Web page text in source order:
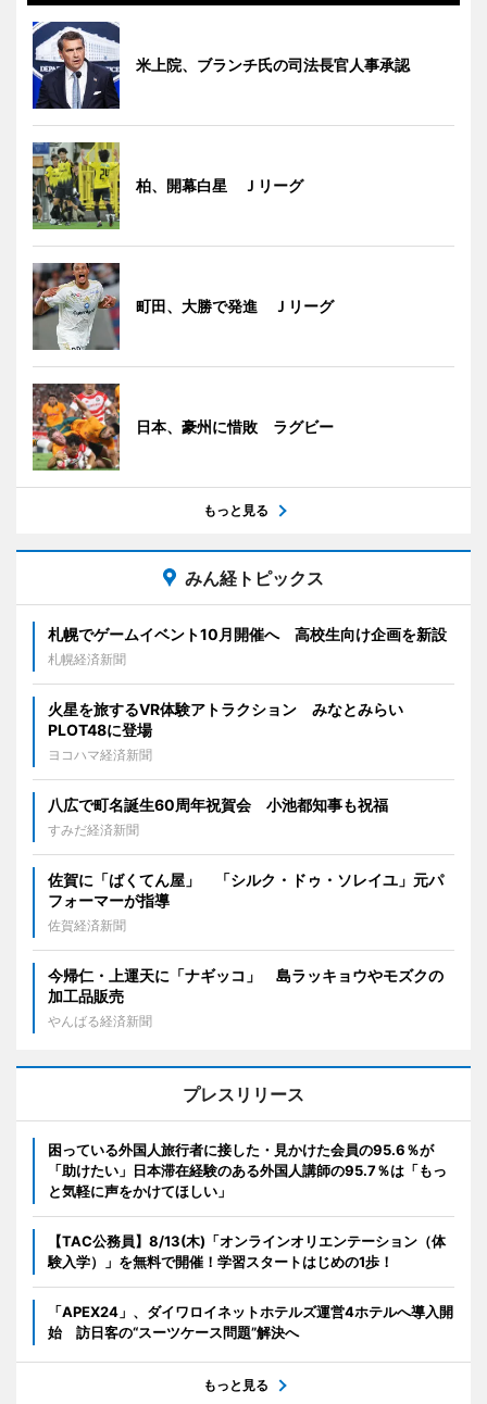
米上院、ブランチ氏の司法長官人事承認
柏、開幕白星 Ｊリーグ
町田、大勝で発進 Ｊリーグ
日本、豪州に惜敗 ラグビー
もっと見る
みん経トピックス
札幌でゲームイベント10月開催へ 高校生向け企画を新設
札幌経済新聞
火星を旅するVR体験アトラクション みなとみらい
PLOT48に登場
ヨコハマ経済新聞
八広で町名誕生60周年祝賀会 小池都知事も祝福
すみだ経済新聞
佐賀に「ばくてん屋」 「シルク・ドゥ・ソレイユ」元パ
フォーマーが指導
佐賀経済新聞
今帰仁・上運天に「ナギッコ」 島ラッキョウやモズクの
加工品販売
やんばる経済新聞
プレスリリース
困っている外国人旅行者に接した・見かけた会員の95.6％が
「助けたい」日本滞在経験のある外国人講師の95.7％は「もっ
と気軽に声をかけてほしい」
【TAC公務員】8/13(木)「オンラインオリエンテーション（体
験入学）」を無料で開催！学習スタートはじめの1歩！
「APEX24」、ダイワロイネットホテルズ運営4ホテルへ導入開
始 訪日客の“スーツケース問題”解決へ
もっと見る